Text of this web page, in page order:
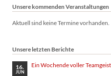
Unsere kommenden Veranstaltungen
Aktuell sind keine Termine vorhanden.
Unsere letzten Berichte
16.
JUN
Ein Wochende voller Teamgeist